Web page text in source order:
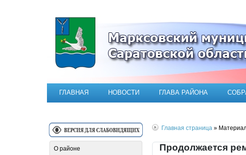
Официальный сайт Марксовского
ГЛАВНАЯ НОВОСТИ ГЛАВА РАЙОНА
Главная страница »
Продолжается
О районе